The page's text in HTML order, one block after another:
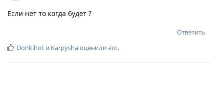
Если нет то когда будет ?
Ответить
Donkihot и Karpyshaоценили это.